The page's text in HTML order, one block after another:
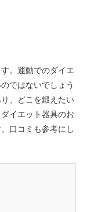
。運動でのダイエ
ではないでしょう
、どこを鍛えたい
イエット器具のお
口コミも参考にし